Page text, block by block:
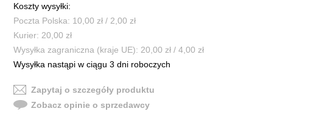
Koszty wysyłki:
Poczta Polska: 10,00 zł / 2,00 zł
Kurier: 20,00 zł
Wysyłka zagraniczna (kraje UE): 20,00 zł / 4,00 zł
Wysyłka nastąpi w ciągu 3 dni roboczych
Zapytaj o szczegóły produktu
Zobacz opinie o sprzedawcy